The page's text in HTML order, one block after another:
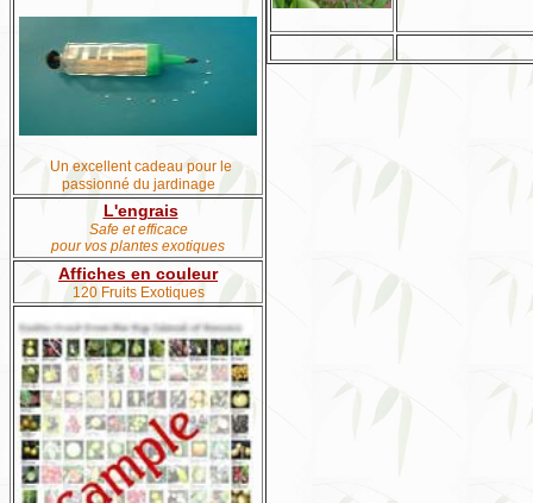
Un excellent cadeau pour le
passionné du jardinage
L'engrais
Safe et efficace
pour vos plantes exotiques
Affiches en couleur
120 Fruits Exotiques